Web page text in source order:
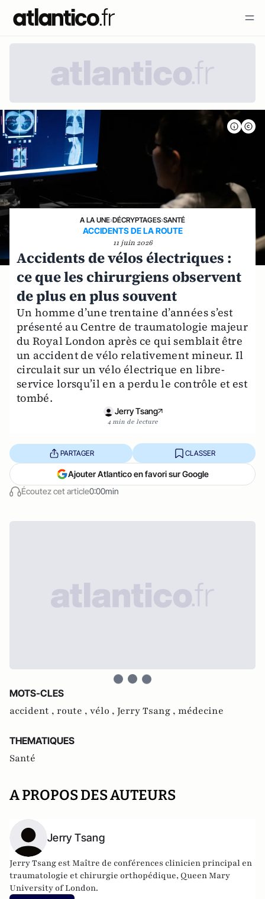
A LA UNE›DÉCRYPTAGES›SANTÉ
ACCIDENTS DE LA ROUTE
11 juin 2026
Accidents de vélos électriques :
ce que les chirurgiens observent
de plus en plus souvent
Un homme d’une trentaine d’années s’est
présenté au Centre de traumatologie majeur
du Royal London après ce qui semblait être
un accident de vélo relativement mineur. Il
circulait sur un vélo électrique en libre-
service lorsqu’il en a perdu le contrôle et est
tombé.
Jerry Tsang
4 min de lecture
Écoutez cet article0:00min
PARTAGER CLASSER
Ajouter Atlantico en favori sur Google
MOTS-CLES
accident , route , vélo , Jerry Tsang , médecine
THEMATIQUES
Santé
A PROPOS DES AUTEURS
Jerry Tsang
Jerry Tsang est Maître de conférences clinicien principal en
traumatologie et chirurgie orthopédique, Queen Mary
University of London.